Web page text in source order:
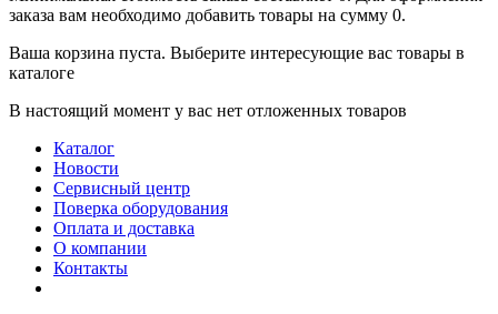
заказа вам необходимо добавить товары на сумму 0.
Ваша корзина пуста. Выберите интересующие вас товары в
каталоге
В настоящий момент у вас нет отложенных товаров
Каталог
Новости
Сервисный центр
Поверка оборудования
Оплата и доставка
О компании
Контакты